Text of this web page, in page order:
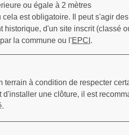
ou égale à 2 mètres
est obligatoire. Il peut s'agir
historique, d'un site inscrit (classé
la commune ou l'EPCI .
terrain à condition de respecter
une clôture, il est